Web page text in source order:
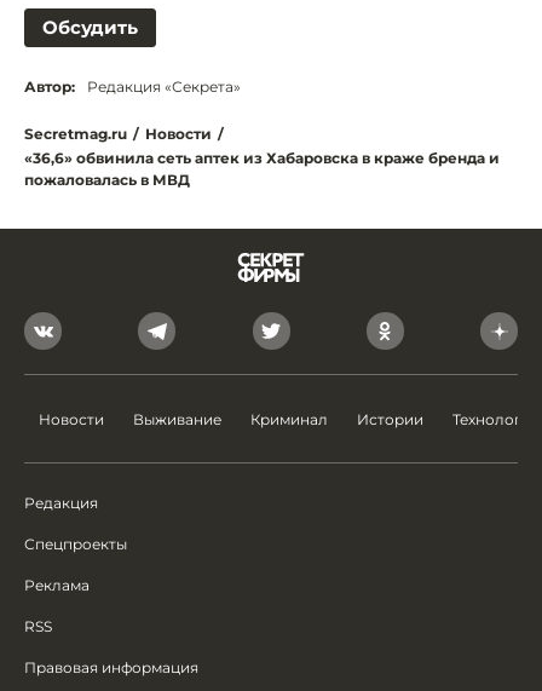
Обсудить
Автор: Редакция «Секрета»
Secretmag.ru / Новости /
«36,6» обвинила сеть аптек из Хабаровска в краже бренда и
пожаловалась в МВД
Новости Выживание Криминал Истории Технологии
Редакция
Спецпроекты
Реклама
RSS
Правовая информация